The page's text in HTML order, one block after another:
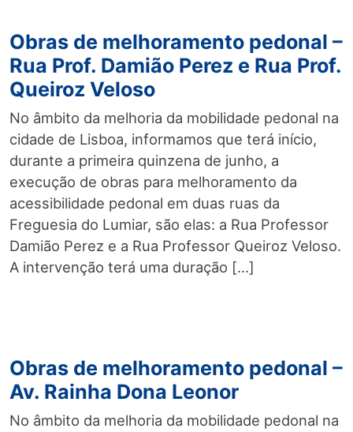
Obras de melhoramento pedonal –
Rua Prof. Damião Perez e Rua Prof.
Queiroz Veloso
No âmbito da melhoria da mobilidade pedonal na
cidade de Lisboa, informamos que terá início,
durante a primeira quinzena de junho, a
execução de obras para melhoramento da
acessibilidade pedonal em duas ruas da
Freguesia do Lumiar, são elas: a Rua Professor
Damião Perez e a Rua Professor Queiroz Veloso.
A intervenção terá uma duração […]
Obras de melhoramento pedonal –
Av. Rainha Dona Leonor
No âmbito da melhoria da mobilidade pedonal na